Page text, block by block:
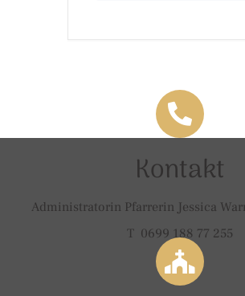
Kontakt
Administratorin Pfarrerin Jessica
T 0699 188 77 255